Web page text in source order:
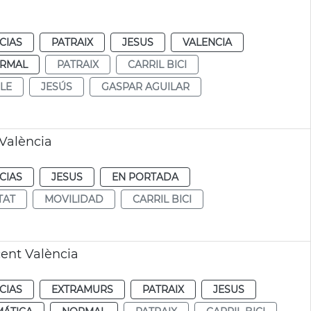
PATRAIX JESUS
VALENCIA
PATRAIX
CARRIL BICI
JESÚS GASPAR AGUILAR
JESUS
EN PORTADA
MOVILIDAD CARRIL BICI
València
EXTRAMURS PATRAIX
JESUS